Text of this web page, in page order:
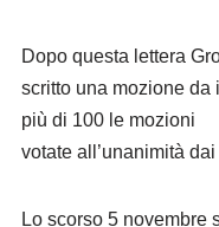
Dopo questa lettera
scritto una mozione da
più di 100 le mozioni
votate all’unanimità
Lo scorso 5 novembre